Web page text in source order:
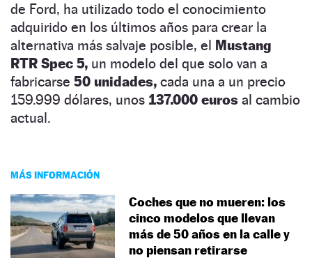
de Ford, ha utilizado todo el conocimiento
adquirido en los últimos años para crear la
alternativa más salvaje posible, el Mustang
RTR Spec 5, un modelo del que solo van a
fabricarse 50 unidades, cada una a un precio
159.999 dólares, unos 137.000 euros al cambio
actual.
MÁS INFORMACIÓN
Coches que no mueren: los
cinco modelos que llevan
más de 50 años en la calle y
no piensan retirarse